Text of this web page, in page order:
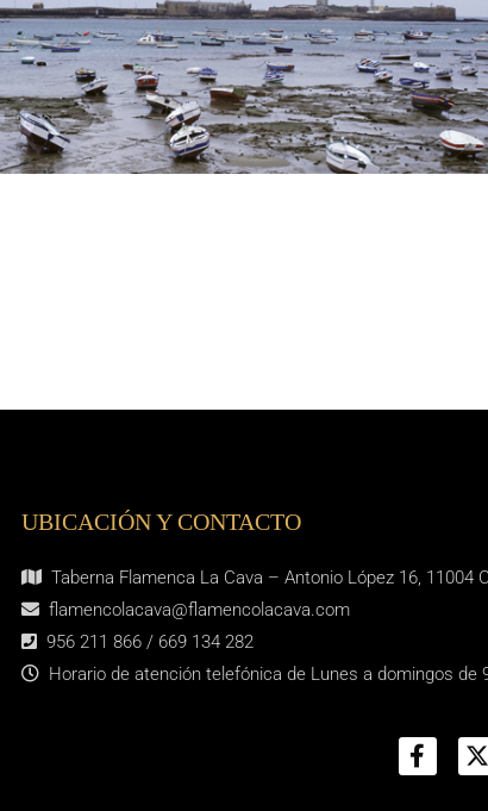
UBICACIÓN Y CONTACTO
Taberna Flamenca La Cava – Antonio López 16, 11004
flamencolacava@flamencolacava.com
956 211 866 / 669 134 282
Horario de atención telefónica de Lunes a domingos de